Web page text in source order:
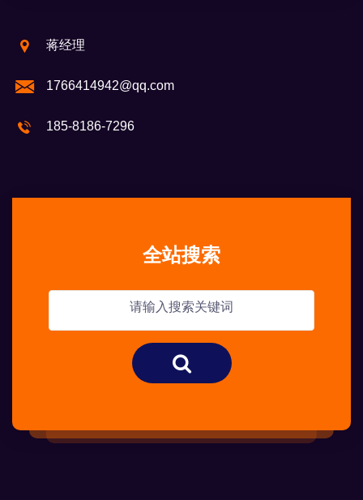
蒋经理
1766414942@qq.com
185-8186-7296
全站搜索